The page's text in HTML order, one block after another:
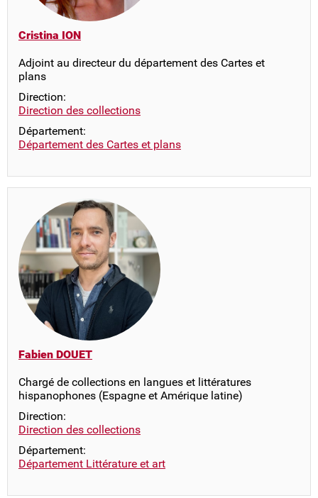
Cristina ION
Adjoint au directeur du département des Cartes et
plans
Direction:
Direction des collections
Département:
Département des Cartes et plans
Fabien DOUET
Chargé de collections en langues et littératures
hispanophones (Espagne et Amérique latine)
Direction:
Direction des collections
Département:
Département Littérature et art